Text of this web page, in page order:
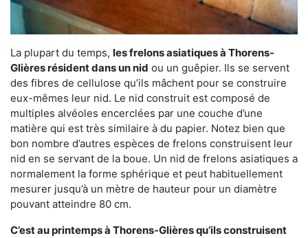
La plupart du temps, les frelons asiatiques à Thorens-
Glières résident dans un nid ou un guêpier. Ils se servent
des fibres de cellulose qu’ils mâchent pour se construire
eux-mêmes leur nid. Le nid construit est composé de
multiples alvéoles encerclées par une couche d’une
matière qui est très similaire à du papier. Notez bien que
bon nombre d’autres espèces de frelons construisent leur
nid en se servant de la boue. Un nid de frelons asiatiques a
normalement la forme sphérique et peut habituellement
mesurer jusqu’à un mètre de hauteur pour un diamètre
pouvant atteindre 80 cm.
C’est au printemps à Thorens-Glières qu’ils construisent